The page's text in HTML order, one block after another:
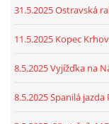
31.5.2025 Ostravská
11.5.2025 Kopec
8.5.2025 Vyjížďka na
8.5.2025 Spanilá jazda